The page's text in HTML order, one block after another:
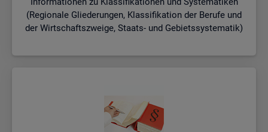
(Regionale Gliederungen, Klassifikation der Berufe und
der Wirtschaftszweige, Staats- und Gebietssystematik)